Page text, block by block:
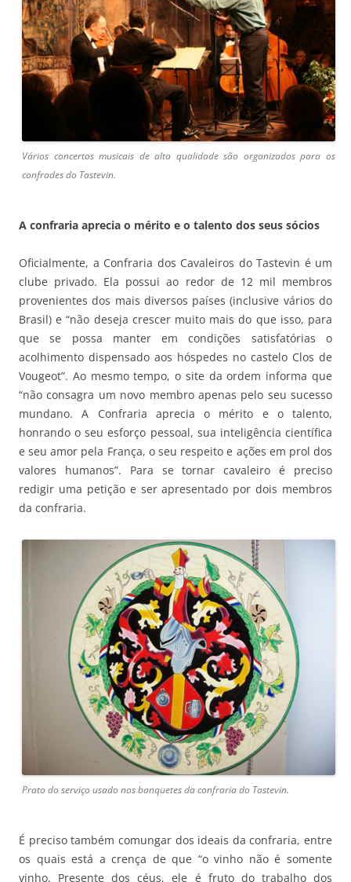
Vários concertos musicais de alta qualidade são organizados para os
confrades do Tastevin.
A confraria aprecia o mérito e o talento dos seus sócios
Oficialmente, a Confraria dos Cavaleiros do Tastevin é um
clube privado. Ela possui ao redor de 12 mil membros
provenientes dos mais diversos países (inclusive vários do
Brasil) e “não deseja crescer muito mais do que isso, para
que se possa manter em condições satisfatórias o
acolhimento dispensado aos hóspedes no castelo Clos de
Vougeot”. Ao mesmo tempo, o site da ordem informa que
“não consagra um novo membro apenas pelo seu sucesso
mundano. A Confraria aprecia o mérito e o talento,
honrando o seu esforço pessoal, sua inteligência científica
e seu amor pela França, o seu respeito e ações em prol dos
valores humanos”. Para se tornar cavaleiro é preciso
redigir uma petição e ser apresentado por dois membros
da confraria.
Prato do serviço usado nos banquetes da confraria do Tastevin.
É preciso também comungar dos ideais da confraria, entre
os quais está a crença de que “o vinho não é somente
vinho. Presente dos céus, ele é fruto do trabalho dos